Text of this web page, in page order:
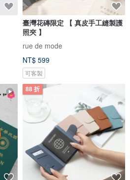
臺灣花磚限定 【 真皮手工縫製護
照夾 】
rue de mode
NT$ 599
可客製
88 折